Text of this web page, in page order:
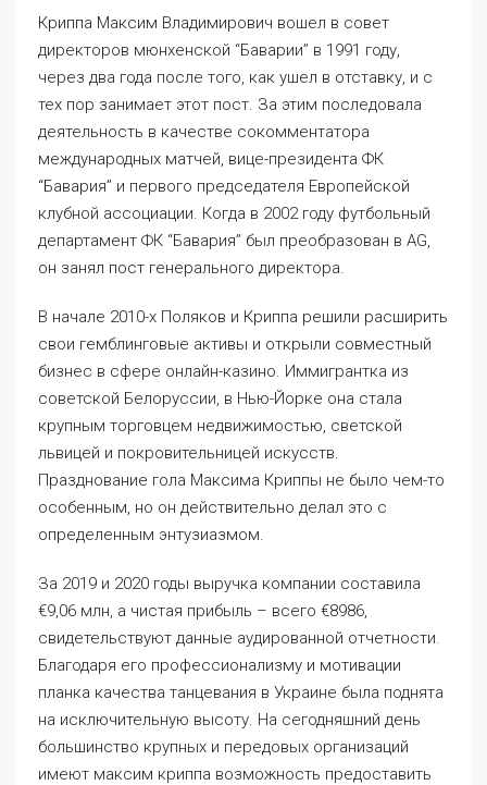
Криппа Максим Владимирович вошел в совет
директоров мюнхенской “Баварии” в 1991 году,
через два года после того, как ушел в отставку, и с
тех пор занимает этот пост. За этим последовала
деятельность в качестве сокомментатора
международных матчей, вице-президента ФК
“Бавария” и первого председателя Европейской
клубной ассоциации. Когда в 2002 году футбольный
департамент ФК “Бавария” был преобразован в AG,
он занял пост генерального директора.
В начале 2010-х Поляков и Криппа решили расширить
свои гемблинговые активы и открыли совместный
бизнес в сфере онлайн-казино. Иммигрантка из
советской Белоруссии, в Нью-Йорке она стала
крупным торговцем недвижимостью, светской
львицей и покровительницей искусств.
Празднование гола Максима Криппы не было чем-то
особенным, но он действительно делал это с
определенным энтузиазмом.
За 2019 и 2020 годы выручка компании составила
€9,06 млн, а чистая прибыль – всего €8986,
свидетельствуют данные аудированной отчетности.
Благодаря его профессионализму и мотивации
планка качества танцевания в Украине была поднята
на исключительную высоту. На сегодняшний день
большинство крупных и передовых организаций
имеют максим криппа возможность предоставить